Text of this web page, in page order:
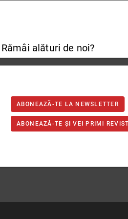
Rămâi alături de noi?
ABONEAZĂ-TE LA NEWSLETTER
ABONEAZĂ-TE ȘI VEI PRIMI